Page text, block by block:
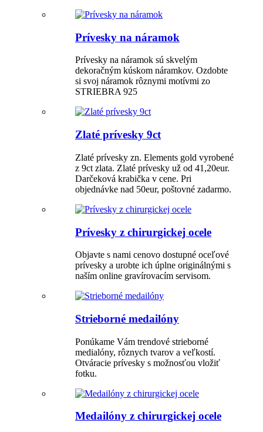
Prívesky na náramok
Prívesky na náramok sú skvelým
dekoračným kúskom náramkov. Ozdobte
si svoj náramok rôznymi motívmi zo
STRIEBRA 925
Zlaté prívesky 9ct
Zlaté prívesky zn. Elements gold vyrobené
z 9ct zlata. Zlaté prívesky už od 41,20eur.
Darčeková krabička v cene. Pri
objednávke nad 50eur, poštovné zadarmo.
Prívesky z chirurgickej ocele
Objavte s nami cenovo dostupné oceľové
prívesky a urobte ich úplne originálnými s
naším online gravírovacím servisom.
Strieborné medailóny
Ponúkame Vám trendové strieborné
medialóny, rôznych tvarov a veľkostí.
Otváracie prívesky s možnosťou vložiť
fotku.
Medailóny z chirurgickej ocele